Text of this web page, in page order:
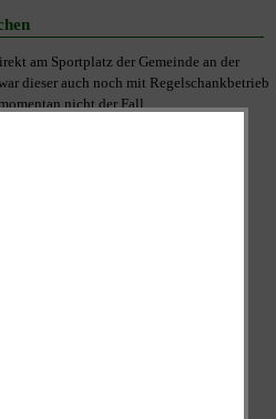
am Sportplatz der Gemeinde an der
dieser auch noch mit Regelschankbetrieb
nicht der Fall.
der Saal für private Feiern gemietet
entsprechend hergerichtet und
privaten Feiern auch für